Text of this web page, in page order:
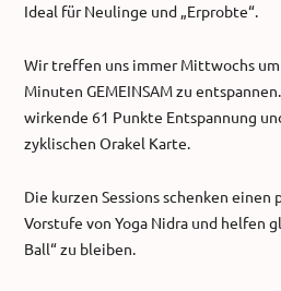
Ideal für Neulinge und „Erprobte“.
Wir treffen uns immer Mittwochs um
Minuten GEMEINSAM zu
wirkende 61 Punkte Entspannung
zyklischen Orakel Karte.
Die kurzen Sessions schenken einen
Vorstufe von Yoga Nidra und helfen
Ball“ zu bleiben.